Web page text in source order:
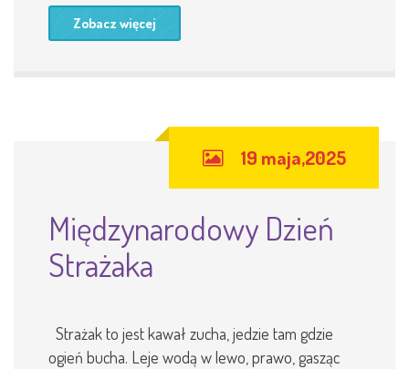
Zobacz więcej
19 maja,2025
Międzynarodowy Dzień
Strażaka
Strażak to jest kawał zucha, jedzie tam gdzie
ogień bucha. Leje wodą w lewo, prawo, gasząc